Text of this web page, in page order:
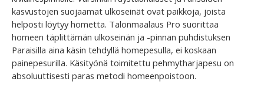
kasvustojen suojaamat ulkoseinät ovat paikkoja, joista
helposti löytyy hometta. Talonmaalaus Pro suorittaa
homeen täplittämän ulkoseinän ja -pinnan puhdistuksen
Paraisilla aina käsin tehdyllä homepesulla, ei koskaan
painepesurilla. Käsityönä toimitettu pehmytharjapesu on
absoluuttisesti paras metodi homeenpoistoon.